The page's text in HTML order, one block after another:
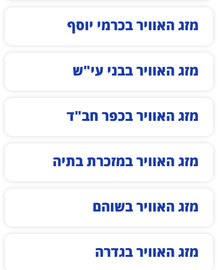
מזג האוויר בכרמי יוסף
מזג האוויר בבני עי"ש
מזג האוויר בכפר חב"ד
מזג האוויר במזכרת בתיה
מזג האוויר בשוהם
מזג האוויר בגדרה